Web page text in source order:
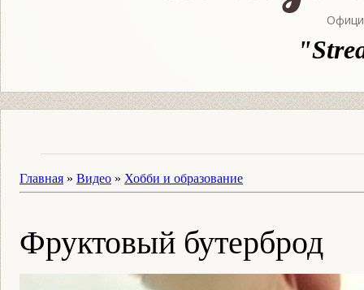
Главная » Видео » Хобби и образование
Фруктовый бутерброд